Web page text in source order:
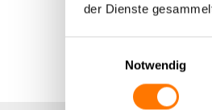
der Dienste
Notwendig